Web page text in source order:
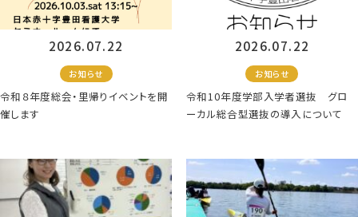
2026.07.22
お知らせ
令和８年度総会・里帰りイベントを開
催します
2026.07.22
お知らせ
令和10年度学部入学者選抜 グロ
ーカル総合型選抜の導入について